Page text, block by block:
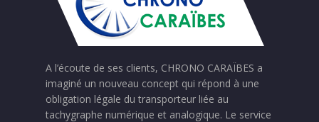
A l’écoute de ses clients, CHRONO CARAÏBES a
imaginé un nouveau concept qui répond à une
obligation légale du transporteur liée au
tachygraphe numérique et analogique. Le service